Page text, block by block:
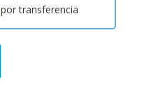
por transferencia